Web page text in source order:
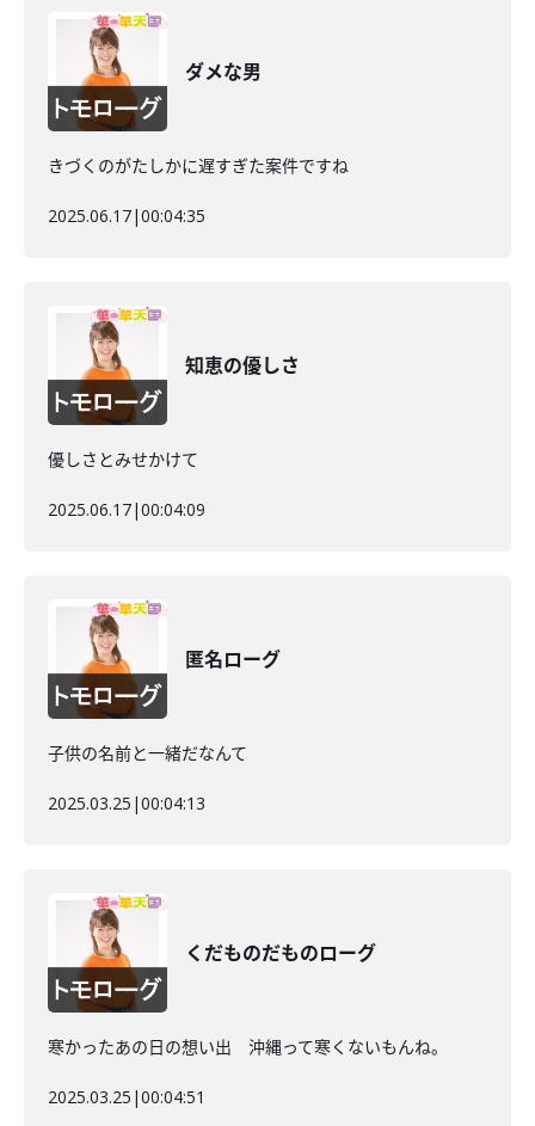
ダメな男
きづくのがたしかに遅すぎた案件ですね
2025.06.17|00:04:35
知恵の優しさ
優しさとみせかけて
2025.06.17|00:04:09
匿名ローグ
子供の名前と一緒だなんて
2025.03.25 |00:04:13
くだものだものローグ
寒かったあの日の想い出 沖縄って寒くないもんね。
2025.03.25 |00:04:51